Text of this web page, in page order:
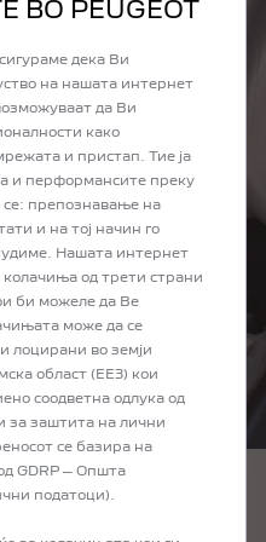
PEUGEOT
дека Ви
на нашата интернет
да Ви
како
и пристап. Тие ја
и перформансите преку
препознавање на
и на тој начин го
Нашата интернет
од трети страни
би можеле да Ве
може да се
лоцирани во земји
област (ЕЕЗ) кои
соодветна одлука од
за заштита на лични
се базира на
GDRP – Општа
податоци).